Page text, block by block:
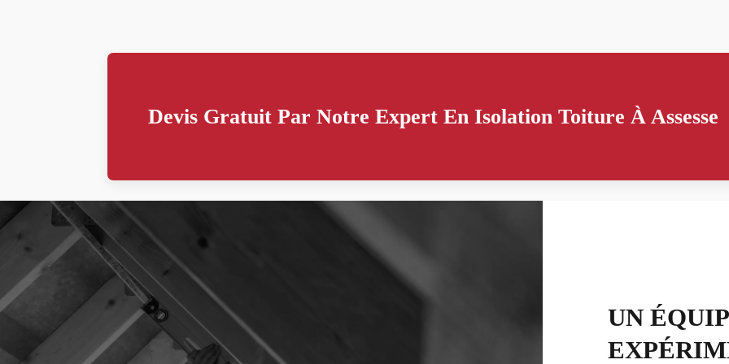
Devis Gratuit Par Notre Expert En Isolation Toiture À Assesse
UN